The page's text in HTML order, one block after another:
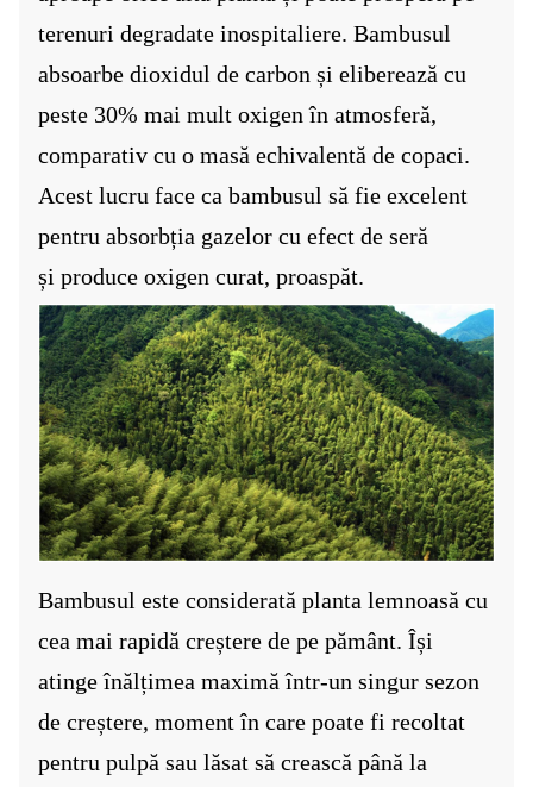
terenuri degradate inospitaliere. Bambusul
absoarbe dioxidul de carbon și eliberează cu
peste 30% mai mult oxigen în atmosferă,
comparativ cu o masă echivalentă de copaci.
Acest lucru face ca bambusul să fie excelent
pentru absorbția gazelor cu efect de seră
și produce oxigen curat, proaspăt.
Bambusul este considerată planta lemnoasă cu
cea mai rapidă creștere de pe pământ. Își
atinge înălțimea maximă într-un singur sezon
de creștere, moment în care poate fi recoltat
pentru pulpă sau lăsat să crească până la